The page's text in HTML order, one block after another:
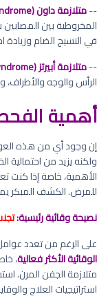
--متلازمة داون (Down Syndrome):
المخروطية بين
في النسيج الضام وزيادة
--متلازمة أبيرتز (Apert''s Syndrome):
الرأس والوجه والأطراف،
أهمية
إن وجود أي من هذه
ولكنه يزيد من احتمالية
الأهمية، خاصة إذا كنت
للمرض. الكشف المبكر
نصيحة وقائية رئيسية:
على الرغم من تعدد
الوقائية الأكثر فعالية،
متلازمة الجفن المرن.
استراتيجيات العلاج